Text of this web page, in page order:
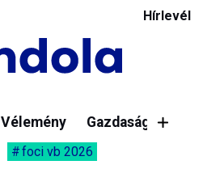
Hírlevél
Vélemény Gazdaság
foci vb 2026